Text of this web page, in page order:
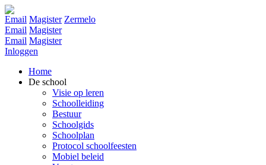
Email Magister Zermelo
Email Magister
Email Magister
Inloggen
Home
De school
Visie op leren
Schoolleiding
Bestuur
Schoolgids
Schoolplan
Protocol schoolfeesten
Mobiel beleid